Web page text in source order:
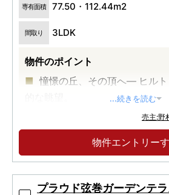
専有面積 77.50・112.44m2
間取り 3LDK
物件のポイント
憧憬の丘、その頂へ― ヒル
「目黒区・自由が丘二丁目
る全邸南向き31邸のプライベー
便。
...続きを読む
売主:野
物件エントリー
プラウド弦巻ガーデンテ